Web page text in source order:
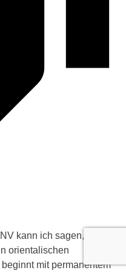
kann ich sagen, dass
orientalischen
mit permanentem